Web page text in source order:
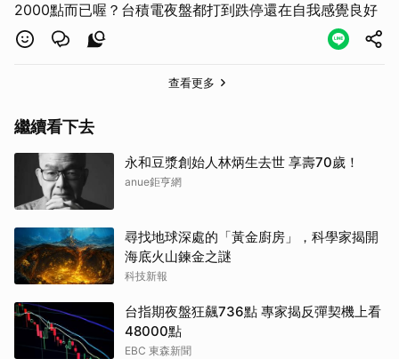
2000點而已喔？台積電夜盤都打到跌停還在自我感覺良好
查看更多
繼續看下去
永和豆漿創始人林炳生去世 享壽70歲！
anue鉅亨網
尋找地球深處的「黃金廚房」，科學家揭開
海底火山鍊金之謎
科技新報
台指期夜盤狂飆736點 專家揭反彈契機上看
48000點
EBC 東森新聞